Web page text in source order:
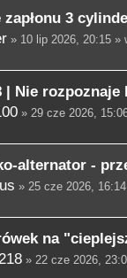
zapłonu 3
» 10 lip 2026, 20:15 »
| Nie rozpoznaje
» 29 cze 2026,
alternator -
» 25 cze 2026,
na
» 22 cze 2026,